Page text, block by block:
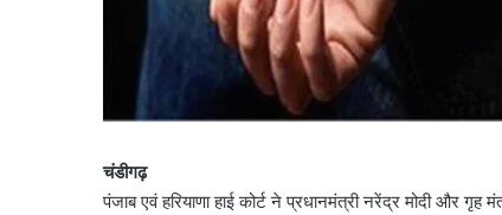
चंडीगढ़
पंजाब एवं हरियाणा हाई कोर्ट ने प्रधानमंत्री नरेंद्र मोदी और